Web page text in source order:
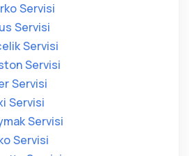
Servisi
Servisi
Servisi
Servisi
Servisi
Servisi
Servisi
Servisi